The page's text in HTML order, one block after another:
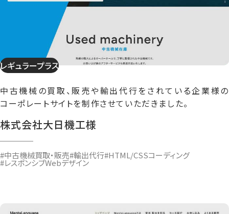
レギュラープラス
中古機械の買取、販売や輸出代行をされている企業様の
コーポレートサイトを制作させていただきました。
株式会社大日機工様
#中古機械買取・販売#輸出代行#HTML/CSSコーディング
#レスポンシブWebデザイン